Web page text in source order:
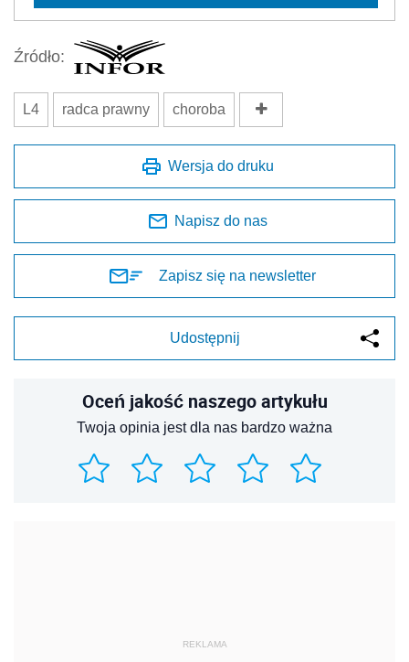
Źródło:
L4 radca prawny choroba
Wersja do druku
Napisz do nas
Zapisz się na newsletter
Udostępnij
Oceń jakość naszego artykułu
Twoja opinia jest dla nas bardzo ważna
REKLAMA